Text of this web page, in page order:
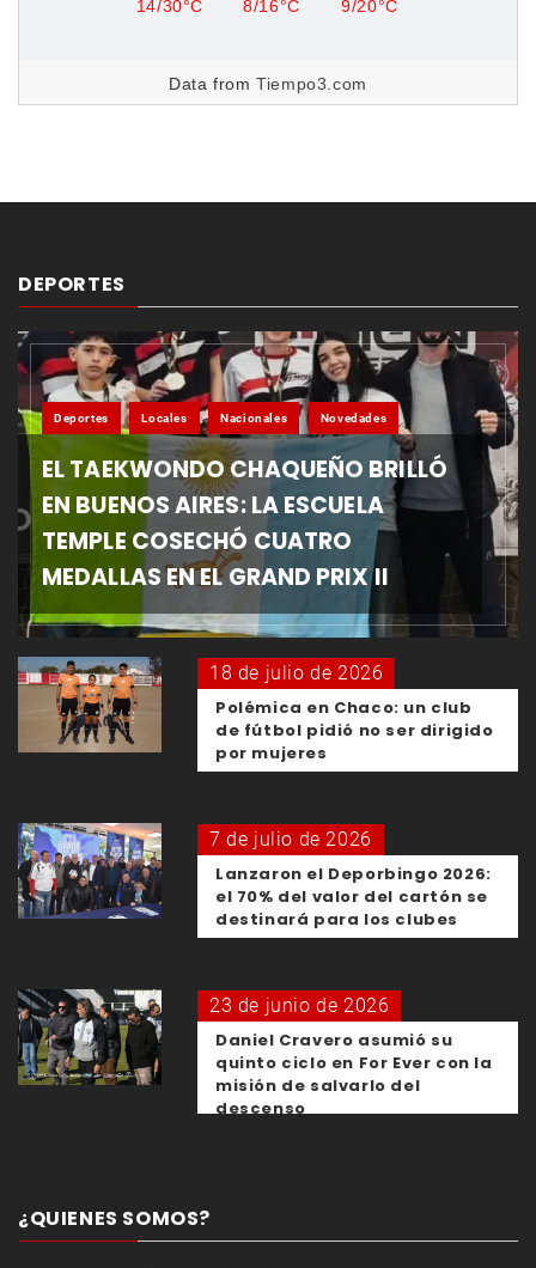
14/30°C 8/16°C 9/20°C
Data fromTiempo3.com
DEPORTES
Deportes Locales Nacionales Novedades
EL TAEKWONDO CHAQUEÑO BRILLÓ
EN BUENOS AIRES: LA ESCUELA
TEMPLE COSECHÓ CUATRO
MEDALLAS EN EL GRAND PRIX II
18 de julio de 2026
Polémica en Chaco: un club
de fútbol pidió no ser dirigido
por mujeres
7 de julio de 2026
Lanzaron el Deporbingo 2026:
el 70% del valor del cartón se
destinará para los clubes
23 de junio de 2026
Daniel Cravero asumió su
quinto ciclo en For Ever con la
misión de salvarlo del
descenso
¿QUIENES SOMOS?